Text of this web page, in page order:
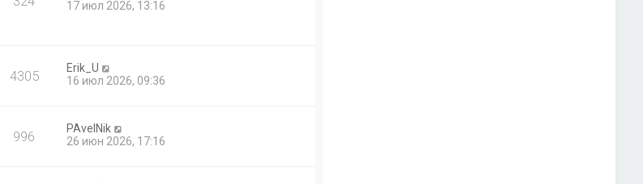
17 июл 2026, 13:16
4305
Erik_U
16 июл 2026, 09:36
996
PAvelNik
26 июн 2026, 17:16